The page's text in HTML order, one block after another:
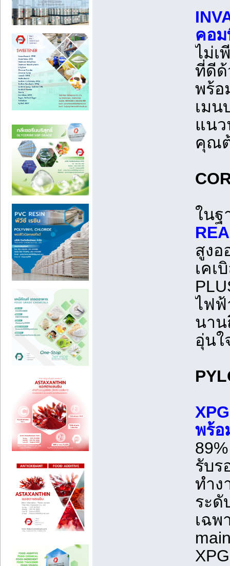
คอม
ไม่เ
ที่ดีด้
พร้อ
เมน
แน
คุณ
ใน
สูงอ
เคเ
ไฟฟ้
นาน
อุ่นใ
พร้อ
รับร
ทำง
ระดั
เฉพ